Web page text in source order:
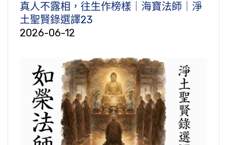
真人不露相，往生作榜樣｜海寶法師｜淨
土聖賢錄選譯23
2026-06-12